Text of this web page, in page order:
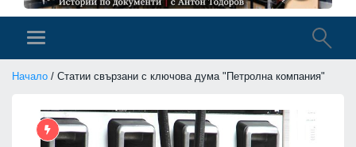
Начало / Статии свързани с ключова дума "Петролна компания"